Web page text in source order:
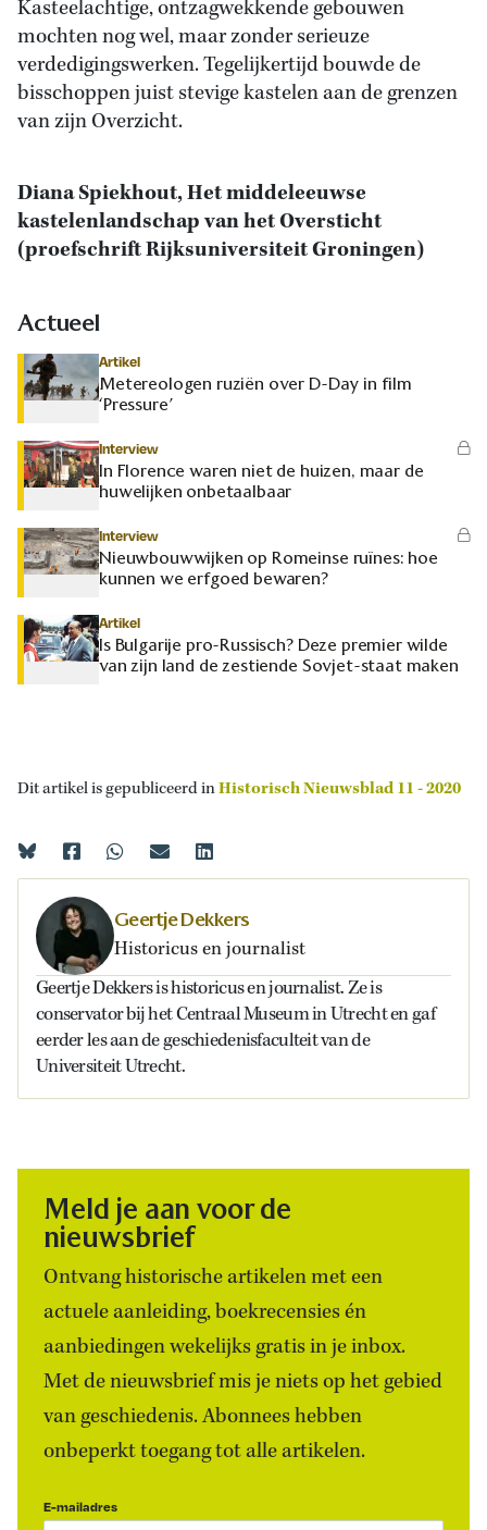
Kasteelachtige, ontzagwekkende gebouwen
mochten nog wel, maar zonder serieuze
verdedigingswerken. Tegelijkertijd bouwde de
bisschoppen juist stevige kastelen aan de grenzen
van zijn Overzicht.
Diana Spiekhout, Het middeleeuwse
kastelenlandschap van het Oversticht
(proefschrift Rijksuniversiteit Groningen)
Actueel
Artikel
Metereologen ruziën over D-Day in film
‘Pressure’
Interview
In Florence waren niet de huizen, maar de
huwelijken onbetaalbaar
Interview
Nieuwbouwwijken op Romeinse ruïnes: hoe
kunnen we erfgoed bewaren?
Artikel
Is Bulgarije pro-Russisch? Deze premier wilde
van zijn land de zestiende Sovjet-staat maken
Dit artikel is gepubliceerd inHistorisch Nieuwsblad 11 - 2020
Geertje Dekkers
Historicus en journalist
Geertje Dekkers is historicus en journalist. Ze is
conservator bij het Centraal Museum in Utrecht en gaf
eerder les aan de geschiedenisfaculteit van de
Universiteit Utrecht.
Meld je aan voor de
nieuwsbrief
Ontvang historische artikelen met een
actuele aanleiding, boekrecensies én
aanbiedingen wekelijks gratis in je inbox.
Met de nieuwsbrief mis je niets op het gebied
van geschiedenis. Abonnees hebben
onbeperkt toegang tot alle artikelen.
E-mailadres